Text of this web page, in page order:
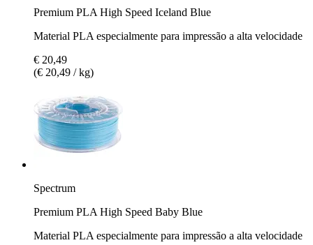
Premium PLA High Speed Iceland Blue
Material PLA especialmente para impressão a alta velocidade
€ 20,49
(€ 20,49 / kg)
Spectrum
Premium PLA High Speed Baby Blue
Material PLA especialmente para impressão a alta velocidade